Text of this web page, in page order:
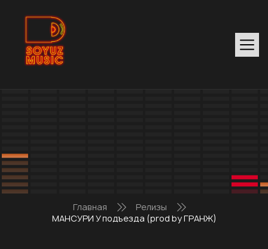
Главная
Релизы
МАНСУРИ У подъезда (prod by ГРАНЖ)